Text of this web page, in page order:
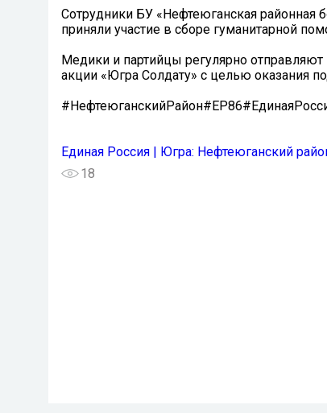
Сотрудники БУ «Нефтеюганская районная
приняли участие в сборе гуманитарной
Медики и партийцы регулярно
акции «Югра Солдату» с целью оказания
Единая Россия | Югра: Нефтеюганский
18